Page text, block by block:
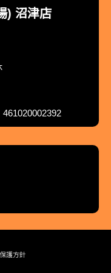
) 沼津店
護方針